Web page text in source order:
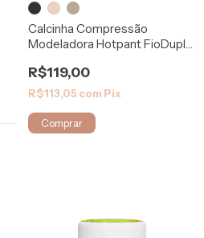
Calcinha Compressão
Modeladora Hotpant FioDuplo
R$119,00
R$113,05 com Pix
Comprar